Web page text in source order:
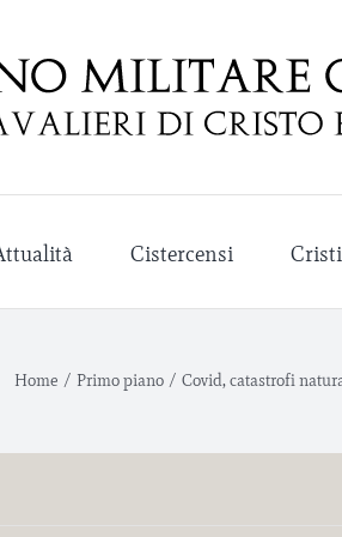
Cistercensi
Home / Primo piano / Covid, catastrofi